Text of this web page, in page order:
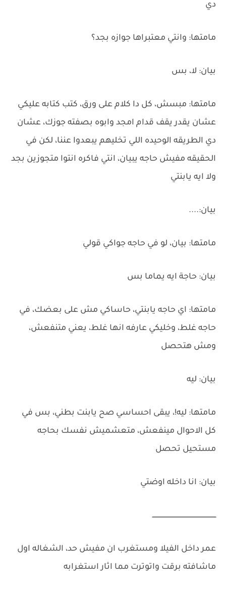
دي
مامتها: وانتي معتبراها جوازه بجد؟
بيان: لا، بس
مامتها: مبسش، كل دا كلام على ورق، كتب كتابه عليكي
عشان يقدر يقف قدام امجد وابوه بصفته جوزك، عشان
دي الطريقه الوحيده اللي تخليهم يبعدوا عننا، لكن في
الحقيقه مفيش حاجه يبيان، انتي فاكره انتوا متجوزين بجد
ولا ايه يابنتي
بيان:....
مامتها: بيان، لو في حاجه جواكي قولي
بيان: حاجة ايه يماما بس
مامتها: اي حاجه يابنتي، حاساكي مش على بعضك، في
حاجه غلط، وخليكي عارفه انها غلط، يعني متنفعش،
ومش هتحصل
بيان: ليه
مامتها: ليه!، يبقى احساسي صح يابنت بطني، بس في
كل الاحوال مينفعش، متعشميش نفسك بحاجه
مستحيل تحصل
بيان: انا داخله اوضتي
ـــــــــــــــــــــــــــــــــــــــــــــــــــــــــــــــ
عمر داخل الفيلا ومستغرب ان مفيش حد، الشغاله اول
ماشافته برقت واتوترت مما اثار استغرابه